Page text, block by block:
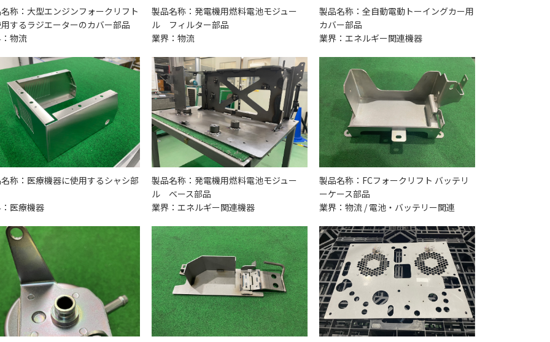
称：大型エンジンフォークリフト
するラジエーターのカバー部品
物流
製品名称：発電機用燃料電池モジュー
ル フィルター部品
業界：物流
製品名称：全自動電動トーイングカー用
カバー部品
業界：エネルギー関連機器
称：医療機器に使用するシャシ部
医療機器
製品名称：発電機用燃料電池モジュー
ル ベース部品
業界：エネルギー関連機器
製品名称：FCフォークリフト バッテリ
ーケース部品
業界：物流 / 電池・バッテリー関連